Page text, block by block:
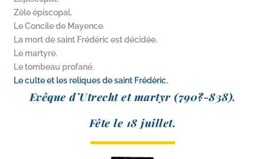
Zèle épiscopal.
Le Concile de Mayence.
La mort de saint Frédéric est décidée.
Le martyre.
Le tombeau profané.
Le culte et les reliques de saint Frédéric.
Evêque d’Utrecht et mar­tyr (790?-838).
Fête le 18 juillet.